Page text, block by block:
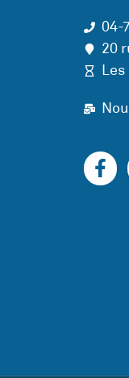
04-
20